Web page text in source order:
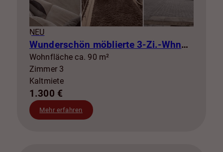
NEU
Wunderschön möblierte 3-Zi.-Whng mit Balkon zur Miete! SZ-Lebenstedt
Wohnfläche ca. 90 m²
Zimmer 3
Kaltmiete
1.300 €
Mehr erfahren